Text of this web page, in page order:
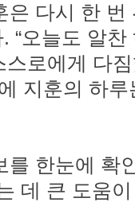
은 다시 한 번
“오늘도 알
스로에게 다
지훈의 하
를 한눈에 확
데 큰 도움